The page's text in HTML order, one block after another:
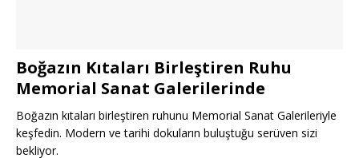
Boğazın Kıtaları Birleştiren Ruhu
Memorial Sanat Galerilerinde
Boğazın kıtaları birleştiren ruhunu Memorial Sanat Galerileriyle
keşfedin. Modern ve tarihi dokuların buluştuğu serüven sizi
bekliyor.